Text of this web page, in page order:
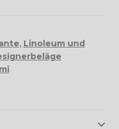
, Linoleum und